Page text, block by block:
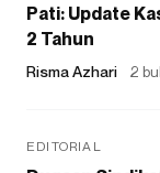
Pati: Update
2 Tahun
Risma Azhari 2
EDITORIAL